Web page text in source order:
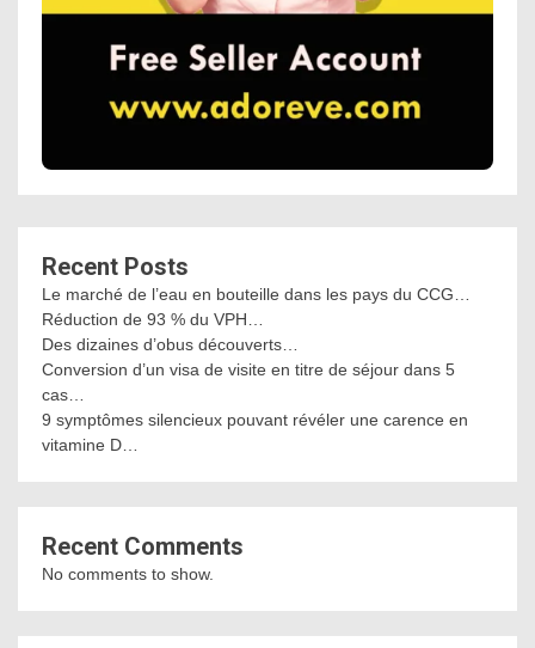
Recent Posts
Le marché de l’eau en bouteille dans les pays du CCG…
Réduction de 93 % du VPH…
Des dizaines d’obus découverts…
Conversion d’un visa de visite en titre de séjour dans 5
cas…
9 symptômes silencieux pouvant révéler une carence en
vitamine D…
Recent Comments
No comments to show.